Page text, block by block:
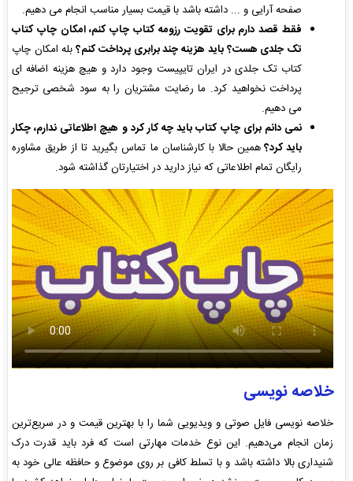
صفحه آرایی و ... داشته باشد با قیمت بسیار مناسب انجام می دهیم.
فقط قصد دارم برای تقویت رزومه کتاب چاپ کنم، امکان چاپ کتاب
تک جلدی هست؟ باید هزینه چند برابری پرداخت کنم؟بله امکان چاپ
کتاب تک جلدی در ایران تایپیست وجود دارد و هیچ هزینه اضافه ای
پرداخت نخواهید کرد. ما رضایت مشتریان را به سود شخصی ترجیح
می دهیم.
نمی دانم برای چاپ کتاب باید چه کار کرد و هیچ اطلاعاتی ندارم، چکار
باید کرد؟همین حالا با کارشناسان ما تماس بگیرید تا از طریق مشاوره
رایگان تمام اطلاعاتی که نیاز دارید در اختیارتان گذاشته شود.
خلاصه نویسی
خلاصه نویسی فایل صوتی و ویدیویی شما را با بهترین قیمت و در سریع‌ترین
زمان انجام می‌دهیم. این نوع خدمات مهارتی است که فرد باید قدرت درک
شنیداری بالا داشته باشد و با تسلط کافی بر روی موضوع و حافظه عالی خود به